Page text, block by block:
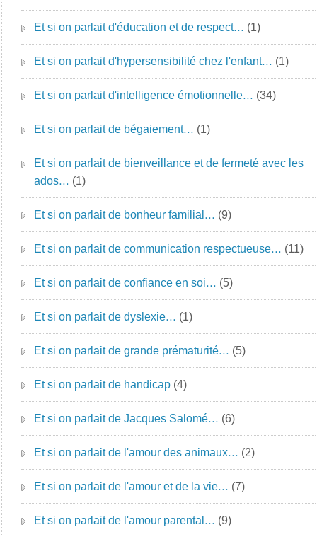
Et si on parlait d'éducation et de respect… (1)
Et si on parlait d'hypersensibilité chez l'enfant… (1)
Et si on parlait d'intelligence émotionnelle… (34)
Et si on parlait de bégaiement… (1)
Et si on parlait de bienveillance et de fermeté avec les
ados… (1)
Et si on parlait de bonheur familial… (9)
Et si on parlait de communication respectueuse… (11)
Et si on parlait de confiance en soi… (5)
Et si on parlait de dyslexie… (1)
Et si on parlait de grande prématurité… (5)
Et si on parlait de handicap (4)
Et si on parlait de Jacques Salomé… (6)
Et si on parlait de l'amour des animaux… (2)
Et si on parlait de l'amour et de la vie… (7)
Et si on parlait de l'amour parental… (9)